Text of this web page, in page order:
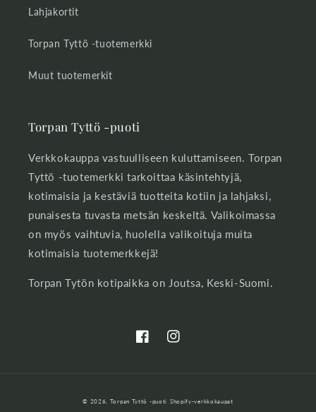
Lahjakortit
Torpan Tyttö -tuotemerkki
Muut tuotemerkit
Torpan Tyttö -puoti
Verkkokauppa vastuulliseen kuluttamiseen. Torpan
Tyttö -tuotemerkki tarkoittaa käsintehtyjä,
kotimaisia ja kestäviä tuotteita kotiin ja lahjaksi,
punaisesta tuvasta metsän keskeltä. Valikoimassa
on myös vaihtuvia, huolella valikoituja muita
kotimaisia tuotemerkkejä!
Torpan Tytön kotipaikka on Joutsa, Keski-Suomi.
FacebookInstagram
© 2026, Torpan Tyttö -puoti Shopify-verkkokaupat